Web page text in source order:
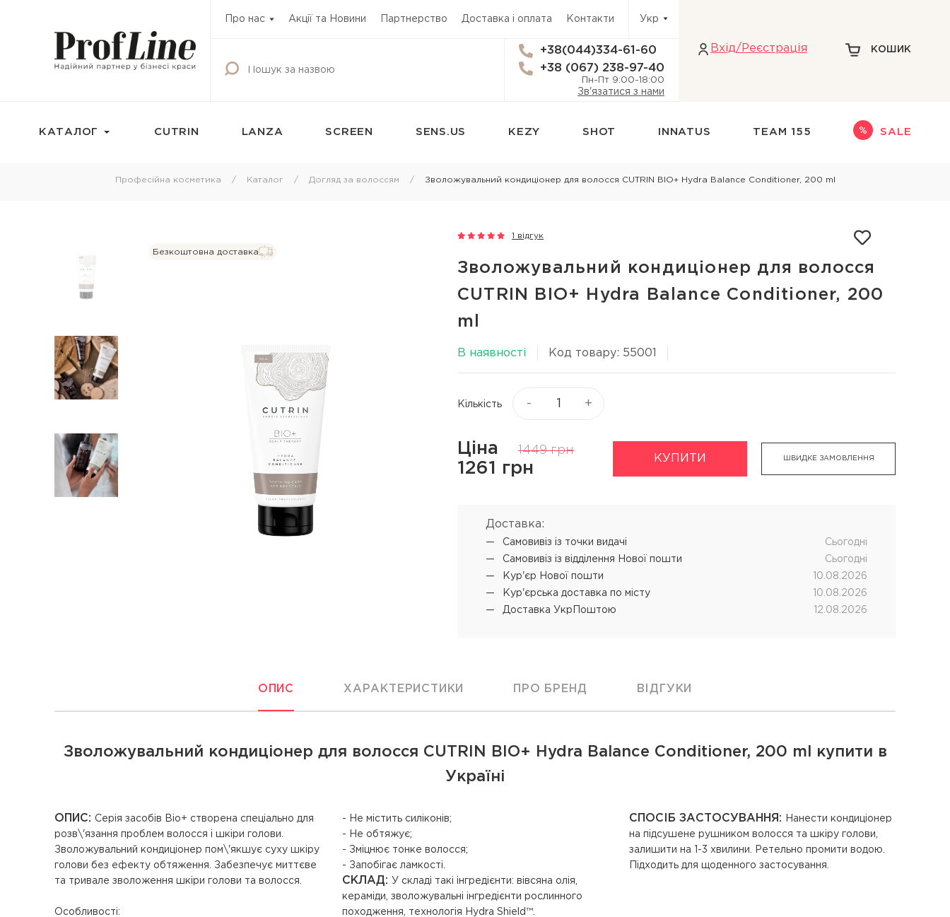
Про нас Акції та Новини Партнерство Доставка і оплата Контакти Укр
+38(044)334-61-60
+38 (067) 238-97-40
Пн-Пт 9:00-18:00
Зв'язатися з нами
Вхiд/Реєстрація КОШИК
КАТАЛОГ
Маска тонуюча для волосся
Камуфляж для волосся
СПЕЦСРЕДСТВА
Бальзами та креми для
Ампули для волосся
Показати ще
Спрей для укладки волосся
Гель для волосся
Віск та пасти для волосся
Лосьйон для шкіри голови
Олія для шкіри голови
ДЛЯ БЛОНДИНОК
Гоління
Догляд за шкірою
Догляд за шкірою обличчя
L'ANZA Keratin Healing Oil
Emergency Service
SHOT BI POWER миттєве
Концентрат-відновник
CUTRIN LANZA SCREEN SENS.US KEZY SHOT INNATUS TEAM 155 SALE
Професійна косметика Каталог Догляд за волоссям Зволожувальний кондиціонер для волосся CUTRIN BIO+ Hydra Balance Conditioner, 200 ml
Безкоштовна доставка
1 відгук
Зволожувальний кондиціонер для волосся
CUTRIN BIO+ Hydra Balance Conditioner, 200
ml
В наявності Код товару: 55001
Кількість - +
Ціна 1449 грн
1261 грн
КУПИТИ ШВИДКЕ ЗАМОВЛЕННЯ
Доставка:
Самовивіз iз точки видачі
Cьогодні
Самовивіз iз відділення Нової пошти
Cьогодні
Кур'єр Нової пошти
10.08.2026
Кур'єрська доставка по місту
10.08.2026
Доставка УкрПоштою
12.08.2026
ОПИС ХАРАКТЕРИСТИКИ ПРО БРЕНД ВІДГУКИ
Зволожувальний кондиціонер для волосся CUTRIN BIO+ Hydra Balance Conditioner, 200 ml купити в
Україні
ОПИС: Серія засобів Bio+ створена спеціально для
розв\'язання проблем волосся і шкіри голови.
Зволожувальний кондиціонер пом\'якшує суху шкіру
голови без ефекту обтяження. Забезпечує миттєве
та тривале зволоження шкіри голови та волосся.
Особливості:
- Не містить силіконів;
- Не обтяжує;
- Зміцнює тонке волосся;
- Запобігає ламкості.
СКЛАД: У складі такі інгредієнти: вівсяна олія,
кераміди, зволожувальні інгредієнти рослинного
походження, технологія Hydra Shield™.
СПОСІБ ЗАСТОСУВАННЯ:
Нанести кондиціонер
на підсушене рушником волосся та шкіру голови,
залишити на 1-3 хвилини. Ретельно промити водою.
Підходить для щоденного застосування.